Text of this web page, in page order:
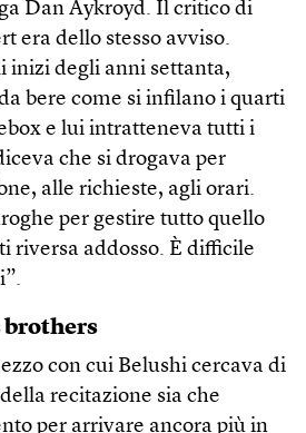
Dan Aykroyd. Il critico di
era dello stesso avviso.
inizi degli anni settanta,
bere come si infilano i quarti
e lui intratteneva tutti i
che si drogava per
alle richieste, agli orari.
per gestire tutto quello
riversa addosso. È difficile
brothers
con cui Belushi cercava di
recitazione sia che
per arrivare ancora più in